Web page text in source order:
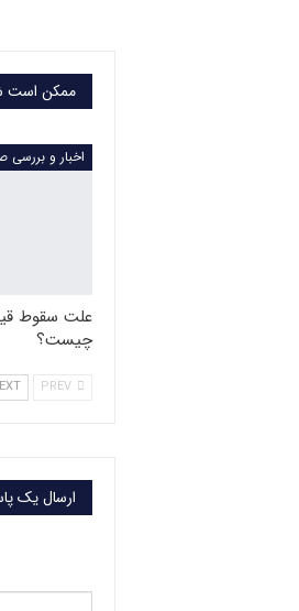
ممکن است
اخبار و
علت سقوط
چیست؟
ارسال یک